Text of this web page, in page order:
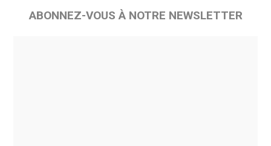
ABONNEZ-VOUS À NOTRE NEWSLETTER